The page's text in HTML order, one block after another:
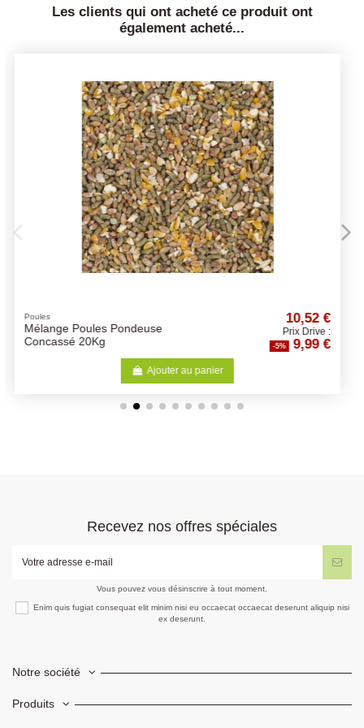
Les clients qui ont acheté ce produit ont
également acheté...
Cuni Complete
38,94 €
Prix Drive :
-5% 36,99 €
Ajouter au panier
Recevez nos offres spéciales
Vous pouvez vous désinscrire à tout moment.
Enim quis fugiat consequat elit minim nisi eu occaecat occaecat deserunt aliquip nisi
ex deserunt.
Notre société
Produits